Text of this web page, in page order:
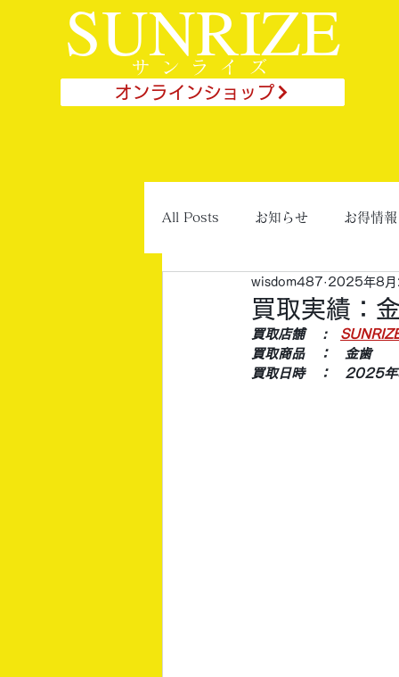
SUNRIZE
サンライズ
オンラインショップ
All Posts お知らせ お得情報
買取実績：
wisdom487 2025年8
買取店舗 　:
買取商品　：　金歯
買取日時　：　2025